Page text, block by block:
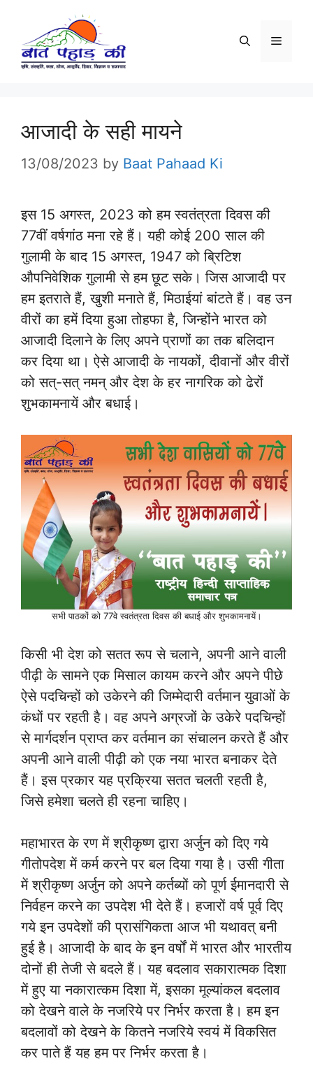
content
Menu
आजादी के सही मायने
13/08/2023 by Baat Pahaad Ki
इस 15 अगस्त, 2023 को हम स्वतंत्रता दिवस की
77वीं वर्षगांठ मना रहे हैं। यही कोई 200 साल की
गुलामी के बाद 15 अगस्त, 1947 को ब्रिटिश
औपनिवेशिक गुलामी से हम छूट सके। जिस आजादी पर
हम इतराते हैं, खुशी मनाते हैं, मिठाईयां बांटते हैं। वह उन
वीरों का हमें दिया हुआ तोहफा है, जिन्होंने भारत को
आजादी दिलाने के लिए अपने प्राणों का तक बलिदान
कर दिया था। ऐसे आजादी के नायकों, दीवानों और वीरों
को सत्-सत् नमन् और देश के हर नागरिक को ढेरों
शुभकामनायें और बधाई।
सभी पाठकों को 77वे स्वतंत्रता दिवस की बधाई और शुभकामनायें।
किसी भी देश को सतत रूप से चलाने, अपनी आने वाली
पीढ़ी के सामने एक मिसाल कायम करने और अपने पीछे
ऐसे पदचिन्हों को उकेरने की जिम्मेदारी वर्तमान युवाओं के
कंधों पर रहती है। वह अपने अग्रजों के उकेरे पदचिन्हों
से मार्गदर्शन प्राप्त कर वर्तमान का संचालन करते हैं और
अपनी आने वाली पीढ़ी को एक नया भारत बनाकर देते
हैं। इस प्रकार यह प्रक्रिया सतत चलती रहती है,
जिसे हमेशा चलते ही रहना चाहिए।
महाभारत के रण में श्रीकृष्ण द्वारा अर्जुन को दिए गये
गीतोपदेश में कर्म करने पर बल दिया गया है। उसी गीता
में श्रीकृष्ण अर्जुन को अपने कर्तब्यों को पूर्ण ईमानदारी से
निर्वहन करने का उपदेश भी देते हैं। हजारों वर्ष पूर्व दिए
गये इन उपदेशों की प्रासंगिकता आज भी यथावत् बनी
हुई है। आजादी के बाद के इन वर्षों में भारत और भारतीय
दोनों ही तेजी से बदले हैं। यह बदलाव सकारात्मक दिशा
में हुए या नकारात्कम दिशा में, इसका मूल्यांकल बदलाव
को देखने वाले के नजरिये पर निर्भर करता है। हम इन
बदलावों को देखने के कितने नजरिये स्वयं में विकसित
कर पाते हैं यह हम पर निर्भर करता है।